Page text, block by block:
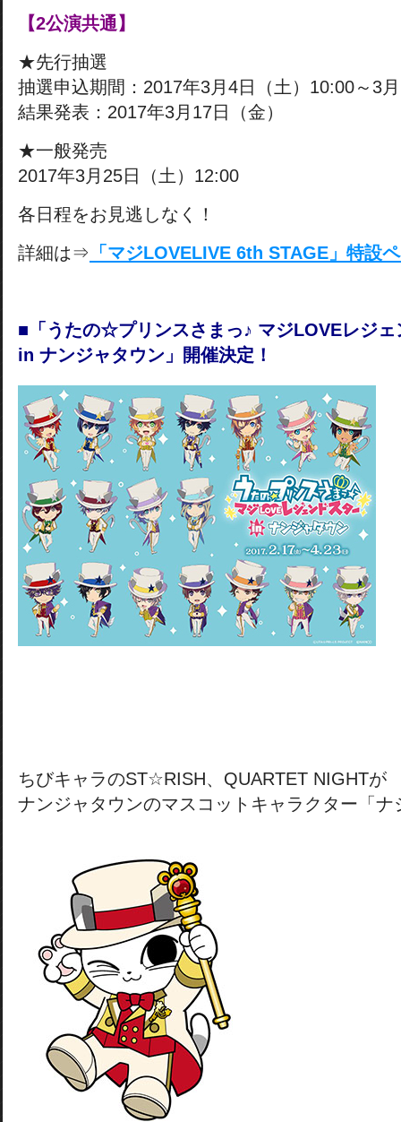
【2公演共通】
★先行抽選
抽選申込期間：2017年3月4日（土）10:00～3
結果発表：2017年3月17日（金）
★一般発売
2017年3月25日（土）12:00
各日程をお見逃しなく！
詳細は⇒ 「マジLOVELIVE 6th STAGE」特設
■「うたの☆プリンスさまっ♪ マジLOVEレジェ
in ナンジャタウン」開催決定！
ちびキャラのST☆RISH、QUARTET NIGHTが
ナンジャタウンのマスコットキャラクター「ナ